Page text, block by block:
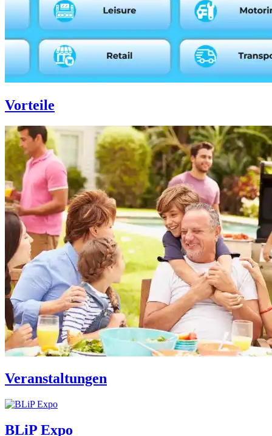
Vorteile
Veranstaltungen
BLiP Expo